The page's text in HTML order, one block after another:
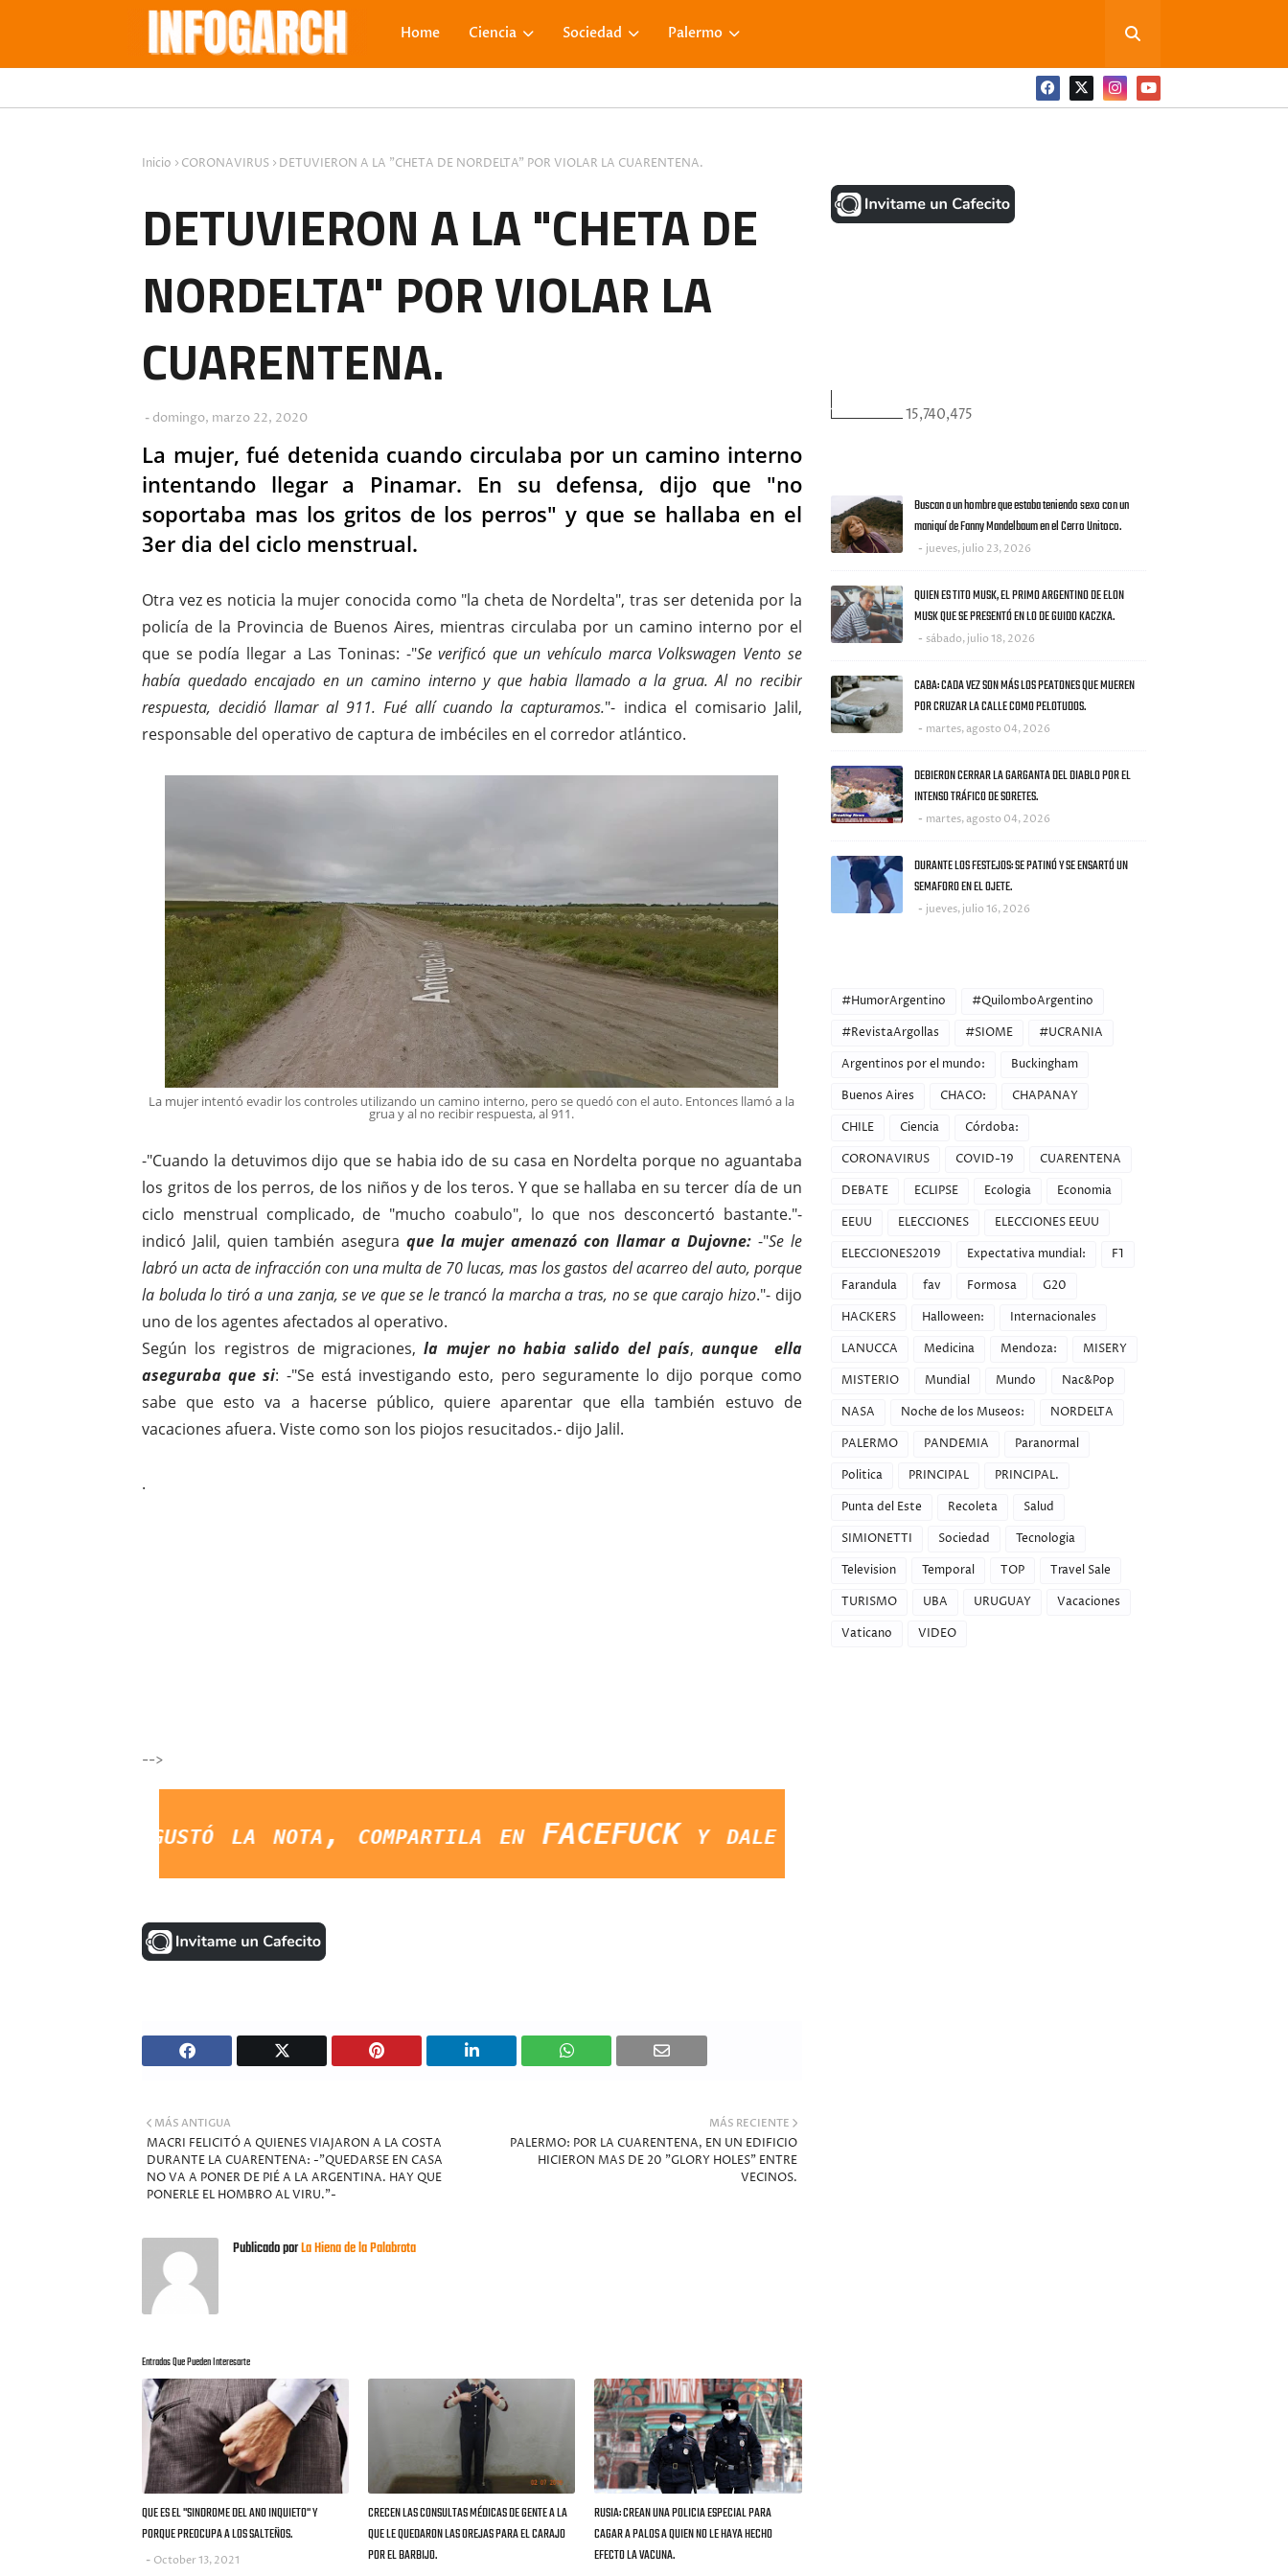
Home Ciencia Sociedad Palermo
Inicio CORONAVIRUS DETUVIERON A LA "CHETA DE NORDELTA" POR VIOLAR LA CUARENTENA.
DETUVIERON A LA "CHETA DE
NORDELTA" POR VIOLAR LA
CUARENTENA.
domingo, marzo 22, 2020
La mujer, fué detenida cuando circulaba por un camino interno
intentando llegar a Pinamar. En su defensa, dijo que "no
soportaba mas los gritos de los perros" y que se hallaba en el
3er dia del ciclo menstrual.
Otra vez es noticia la mujer conocida como "la cheta de Nordelta", tras ser detenida por la
policía de la Provincia de Buenos Aires, mientras circulaba por un camino interno por el
que se podía llegar a Las Toninas: -"Se verificó que un vehículo marca Volkswagen Vento se
había quedado encajado en un camino interno y que habia llamado a la grua. Al no recibir
respuesta, decidió llamar al 911. Fué allí cuando la capturamos."- indica el comisario Jalil,
responsable del operativo de captura de imbéciles en el corredor atlántico.
La mujer intentó evadir los controles utilizando un camino interno, pero se quedó con el auto. Entonces llamó a la
grua y al no recibir respuesta, al 911.
-"Cuando la detuvimos dijo que se habia ido de su casa en Nordelta porque no aguantaba
los gritos de los perros, de los niños y de los teros. Y que se hallaba en su tercer día de un
ciclo menstrual complicado, de "mucho coabulo", lo que nos desconcertó bastante."-
indicó Jalil, quien también asegura que la mujer amenazó con llamar a Dujovne: -"Se le
labró un acta de infracción con una multa de 70 lucas, mas los gastos del acarreo del auto, porque
la boluda lo tiró a una zanja, se ve que se le trancó la marcha a tras, no se que carajo hizo."- dijo
uno de los agentes afectados al operativo.
Según los registros de migraciones, la mujer no habia salido del país,aunque ella
aseguraba que si: -"Se está investigando esto, pero seguramente lo dijo porque como
sabe que esto va a hacerse público, quiere aparentar que ella también estuvo de
vacaciones afuera. Viste como son los piojos resucitados.- dijo Jalil.
.
-->
la nota, compartila en FACEFUCK y dale LIKE a la página. Saludos Y GRACIAS."
MÁS RECIENTE
PALERMO: POR LA CUARENTENA, EN UN EDIFICIO
HICIERON MAS DE 20 "GLORY HOLES" ENTRE
VECINOS.
MÁS ANTIGUA
MACRI FELICITÓ A QUIENES VIAJARON A LA COSTA
DURANTE LA CUARENTENA: -"QUEDARSE EN CASA
NO VA A PONER DE PIÉ A LA ARGENTINA. HAY QUE
PONERLE EL HOMBRO AL VIRU."-
Publicado porLa Hiena de la Palabrota
Entradas Que Pueden Interesarte
QUE ES EL "SINDROME DEL ANO INQUIETO" Y
PORQUE PREOCUPA A LOS SALTEÑOS.
October 13, 2021
CRECEN LAS CONSULTAS MÉDICAS DE GENTE A LA
QUE LE QUEDARON LAS OREJAS PARA EL CARAJO
POR EL BARBIJO.
RUSIA: CREAN UNA POLICIA ESPECIAL PARA
CAGAR A PALOS A QUIEN NO LE HAYA HECHO
EFECTO LA VACUNA.
15,740,475
Buscan a un hombre que estaba teniendo sexo con un
maniquí de Fanny Mandelbaum en el Cerro Unitoco.
jueves, julio 23, 2026
QUIEN ES TITO MUSK, EL PRIMO ARGENTINO DE ELON
MUSK QUE SE PRESENTÓ EN LO DE GUIDO KACZKA.
sábado, julio 18, 2026
CABA: CADA VEZ SON MÁS LOS PEATONES QUE MUEREN
POR CRUZAR LA CALLE COMO PELOTUDOS.
martes, agosto 04, 2026
DEBIERON CERRAR LA GARGANTA DEL DIABLO POR EL
INTENSO TRÁFICO DE SORETES.
martes, agosto 04, 2026
DURANTE LOS FESTEJOS: SE PATINÓ Y SE ENSARTÓ UN
SEMAFORO EN EL OJETE.
jueves, julio 16, 2026
#HumorArgentino
#QuilomboArgentino
#RevistaArgollas
#SIOME
#UCRANIA
Argentinos por el mundo:
Buckingham
Buenos Aires
CHACO:
CHAPANAY
CHILE
Ciencia
Córdoba:
CORONAVIRUS
COVID-19
CUARENTENA
DEBATE
ECLIPSE Ecologia
Economia
EEUU
ELECCIONES
ELECCIONES EEUU
ELECCIONES2019
Expectativa mundial:
F1
Farandula
fav Formosa
G20
HACKERS
Halloween:
Internacionales
LANUCCA
Medicina Mendoza:
MISERY
MISTERIO
Mundial Mundo
Nac&Pop
NASA
Noche de los Museos:
NORDELTA
PALERMO
PANDEMIA
Paranormal
Politica
PRINCIPAL
PRINCIPAL.
Punta del Este
Recoleta
Salud
SIMIONETTI
Sociedad
Tecnologia
Television
Temporal TOP
Travel Sale
TURISMO
UBA URUGUAY
Vacaciones
Vaticano
VIDEO